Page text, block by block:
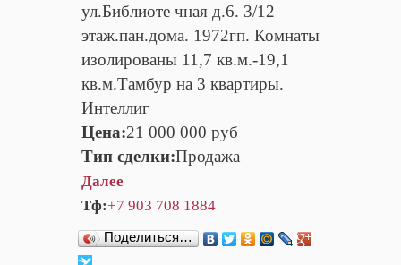
ул.Библиоте чная д.6. 3/12
этаж.пан.дома. 1972гп. Комнаты
изолированы 11,7 кв.м.-19,1
кв.м.Тамбур на 3 квартиры.
Интеллиг
Цена:21 000 000 руб
Тип сделки:Продажа
Далее
Тф:+7 903 708 1884
Поделиться…